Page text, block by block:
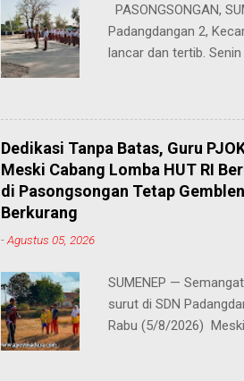
Syamsul, S.H., S.Pd.,
sangat mendukung
PASONGSONGAN,
Padangdangan 2,
lancar dan tertib.
Bertindak sebagai
penting kepada
ia menekankan
para pahlawan melalui
dalam mengisi
sekolah, dan
belaja...
Dedikasi Tanpa Batas, Guru
Meski Cabang Lomba HUT RI
di Pasongsongan Tetap
Berkurang
-Agustus 05, 2026
SUMENEP —
surut di SDN
Rabu (5/8/2026)
ini, proses latihan